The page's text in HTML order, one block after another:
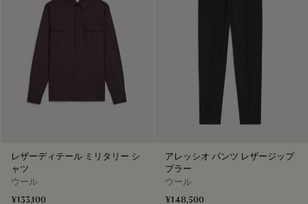
レザーディテール ミリタリー シ
ャツ
ウール
¥133,100
アレッシオ パンツ レザージップ
プラー
ウール
¥148,500